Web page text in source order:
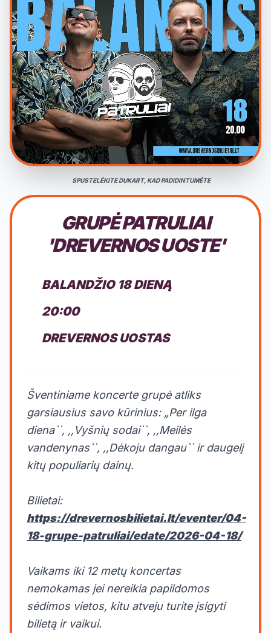
SPUSTELĖKITE DUKART, KAD PADIDINTUMĖTE
GRUPĖ PATRULIAI
'DREVERNOS UOSTE'
BALANDŽIO 18 DIENĄ
20:00
DREVERNOS UOSTAS
Šventiniame koncerte grupė atliks
garsiausius savo kūrinius: „Per ilga
diena``, ,,Vyšnių sodai``, ,,Meilės
vandenynas``, ,,Dėkoju dangau`` ir daugelį
kitų populiarių dainų.
Bilietai:
https://drevernosbilietai.lt/eventer/04-
18-grupe-patruliai/edate/2026-04-18/
Vaikams iki 12 metų koncertas
nemokamas jei nereikia papildomos
sėdimos vietos, kitu atveju turite įsigyti
bilietą ir vaikui.